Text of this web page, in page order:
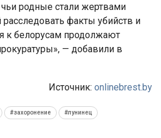
родные стали жертвами
расследовать факты убийств и
к белорусам продолжают
— добавили в
Источник: onlinebrest.by
#захоронение #лунинец